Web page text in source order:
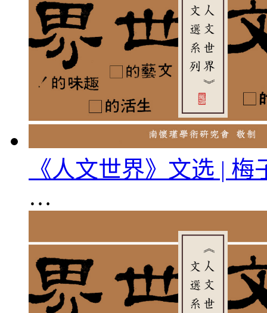
《人文世界》文选 | 梅
…